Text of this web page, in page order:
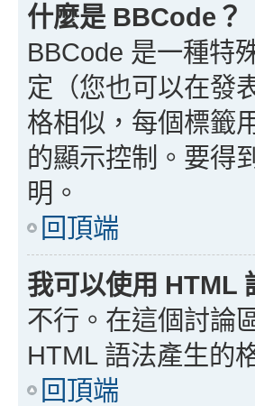
什麼是 BBCode？
BBCode 是一種特
定（您也可以在發
格相似，每個標籤
的顯示控制。要得
明。
回頂端
我可以使用 HTML
不行。在這個討論
HTML 語法產生的
回頂端